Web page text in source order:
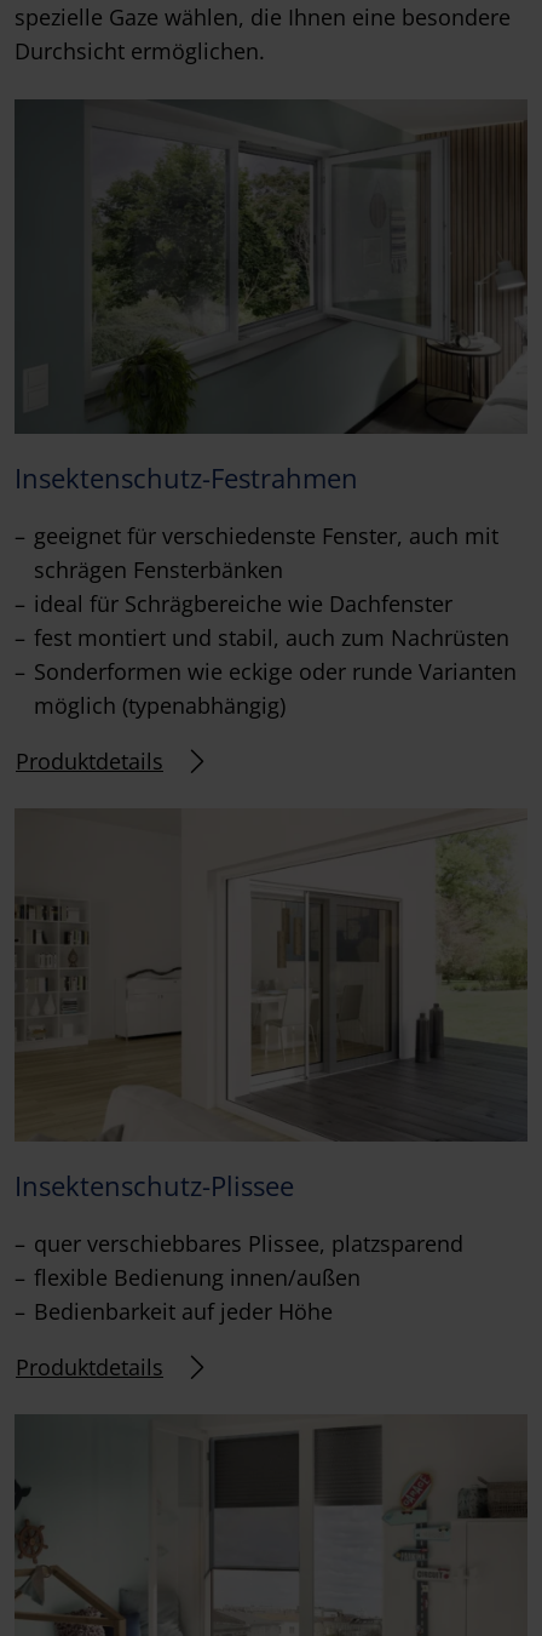
spezielle Gaze wählen, die Ihnen eine besondere
Durchsicht ermöglichen.
Insektenschutz-Festrahmen
geeignet für verschiedenste Fenster, auch mit
schrägen Fensterbänken
ideal für Schrägbereiche wie Dachfenster
fest montiert und stabil, auch zum Nachrüsten
Sonderformen wie eckige oder runde Varianten
möglich (typenabhängig)
Produktdetails
Insektenschutz-Plissee
quer verschiebbares Plissee, platzsparend
flexible Bedienung innen/außen
Bedienbarkeit auf jeder Höhe
Produktdetails